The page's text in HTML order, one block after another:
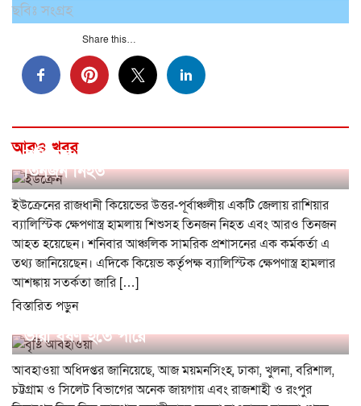
ছবিঃ সংগ্রহ
Share this…
আরও খবর
রাশিয়ার ব্যালিস্টিক ক্ষেপণাস্ত্র হামলায় শিশুসহ
তিনজন নিহত
ইউক্রেনের রাজধানী কিয়েভের উত্তর-পূর্বাঞ্চলীয় একটি জেলায় রাশিয়ার
ব্যালিস্টিক ক্ষেপণাস্ত্র হামলায় শিশুসহ তিনজন নিহত এবং আরও তিনজন
আহত হয়েছেন। শনিবার আঞ্চলিক সামরিক প্রশাসনের এক কর্মকর্তা এ
তথ্য জানিয়েছেন। এদিকে কিয়েভ কর্তৃপক্ষ ব্যালিস্টিক ক্ষেপণাস্ত্র হামলার
আশঙ্কায় সতর্কতা জারি […]
বিস্তারিত পড়ুন
ভারী বর্ষণ হতে পারে
আবহাওয়া অধিদপ্তর জানিয়েছে, আজ ময়মনসিংহ, ঢাকা, খুলনা, বরিশাল,
চট্টগ্রাম ও সিলেট বিভাগের অনেক জায়গায় এবং রাজশাহী ও রংপুর